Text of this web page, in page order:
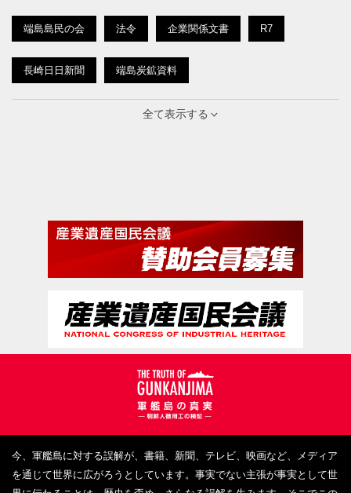
端島島民の会 法令 企業関係文書 R7
長崎日日新聞 端島炭鉱資料
抗議文
映画『軍艦島』 長崎新聞
朝鮮総督府 端島 朝鮮関係文書 長崎日報
R5 内鮮融和 台湾 世界遺産
内地在住朝鮮人
三野善造撮影 行事 坑内 R６
全て表示する
今、軍艦島に対する誤解が、書籍、新聞、テレビ、映画など、メディア
を通じて世界に広がろうとしています。事実でない主張が事実として世